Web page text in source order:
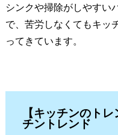
シンクや掃除がしやすい
で、苦労しなくてもキッ
ってきています。
【キッチンのトレ
チントレンド